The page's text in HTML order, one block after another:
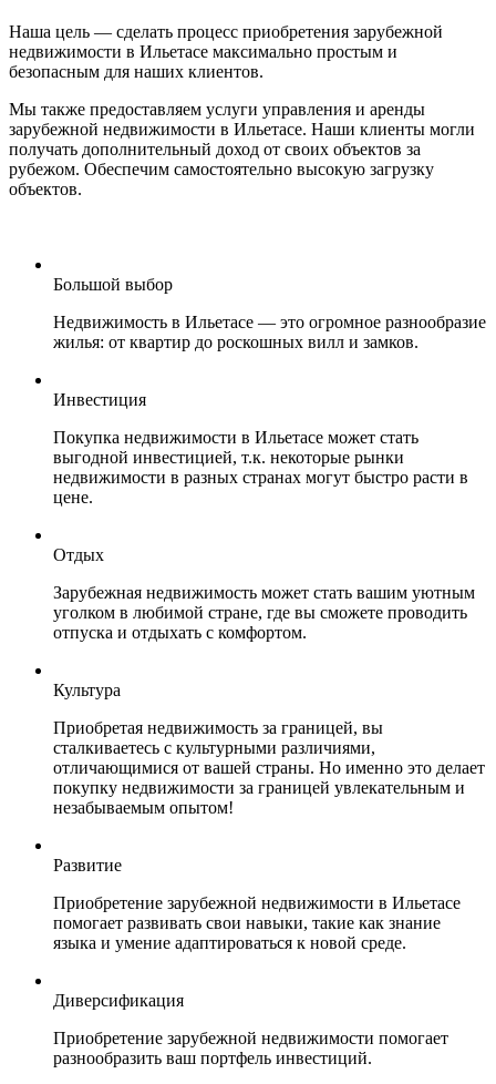
Наша цель — сделать процесс приобретения зарубежной
недвижимости в Ильетасе максимально простым и
безопасным для наших клиентов.
Мы также предоставляем услуги управления и аренды
зарубежной недвижимости в Ильетасе. Наши клиенты могли
получать дополнительный доход от своих объектов за
рубежом. Обеспечим самостоятельно высокую загрузку
объектов.
Большой выбор
Недвижимость в Ильетасе — это огромное разнообразие
жилья: от квартир до роскошных вилл и замков.
Инвестиция
Покупка недвижимости в Ильетасе может стать
выгодной инвестицией, т.к. некоторые рынки
недвижимости в разных странах могут быстро расти в
цене.
Отдых
Зарубежная недвижимость может стать вашим уютным
уголком в любимой стране, где вы сможете проводить
отпуска и отдыхать с комфортом.
Культура
Приобретая недвижимость за границей, вы
сталкиваетесь с культурными различиями,
отличающимися от вашей страны. Но именно это делает
покупку недвижимости за границей увлекательным и
незабываемым опытом!
Развитие
Приобретение зарубежной недвижимости в Ильетасе
помогает развивать свои навыки, такие как знание
языка и умение адаптироваться к новой среде.
Диверсификация
Приобретение зарубежной недвижимости помогает
разнообразить ваш портфель инвестиций.